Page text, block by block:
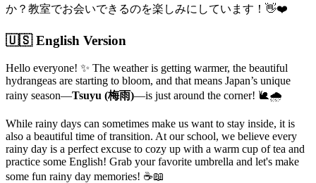
か？教室でお会いできるのを楽しみにしています！👋❤️
🇺🇸 English Version
Hello everyone! ✨ The weather is getting warmer, the beautiful
hydrangeas are starting to bloom, and that means Japan’s unique
rainy season—Tsuyu (梅雨)—is just around the corner! 🐌🌧️
While rainy days can sometimes make us want to stay inside, it is
also a beautiful time of transition. At our school, we believe every
rainy day is a perfect excuse to cozy up with a warm cup of tea and
practice some English! Grab your favorite umbrella and let's make
some fun rainy day memories! ☕📖